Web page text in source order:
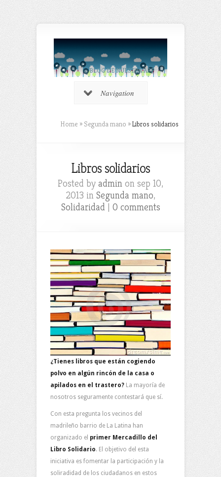
BLOG DE NUESTRA APP
Navigation
Home » Segunda mano »Libros solidarios
Libros solidarios
Posted by admin on sep 10,
2013 in Segunda mano,
Solidaridad | 0 comments
¿Tienes libros que están cogiendo
polvo en algún rincón de la casa o
apilados en el trastero? La mayoría de
nosotros seguramente contestará que sí.
Con esta pregunta los vecinos del
madrileño barrio de La Latina han
organizado el primer Mercadillo del
Libro Solidario. El objetivo del esta
iniciativa es fomentar la participación y la
soliradidad de los ciudadanos en estos